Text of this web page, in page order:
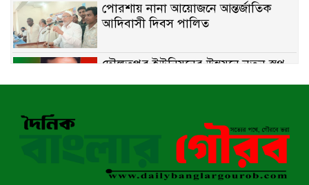
পোরশায় নানা আয়োজনে আন্তর্জাতিক
আদিবাসী দিবস পালিত
দৌলতপুর ইউনিয়নের উন্নয়নে নতুন স্বপ্ন
বাকেরগঞ্জে নিষিদ্ধ জালের বিরুদ্ধে
অভিযান, দুই ব্যবসায়ীকে ১ লাখ টাকা
রাজশাহীর মহানগরীতে মাদক বিরোধী